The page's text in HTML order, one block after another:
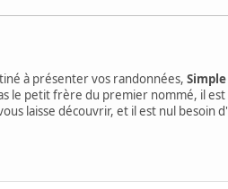
à présenter vos randonnées,
le petit frère du premier nommé, il
laisse découvrir, et il est nul besoin